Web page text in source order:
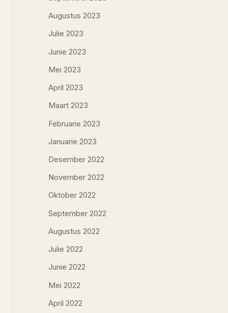
Augustus 2023
Julie 2023
Junie 2023
Mei 2023
April 2023
Maart 2023
Februarie 2023
Januarie 2023
Desember 2022
November 2022
Oktober 2022
September 2022
Augustus 2022
Julie 2022
Junie 2022
Mei 2022
April 2022